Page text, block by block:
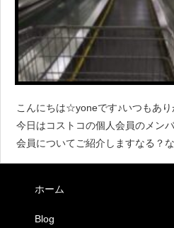
こんにちは☆yoneです♪いつもあ
今日はコストコの個人会員のメン
会員についてご紹介しますなる？
クティブ会員コストコに入店して
ホーム
Blog